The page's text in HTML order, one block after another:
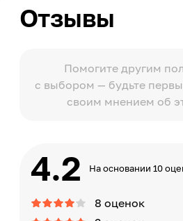
Отзывы
Помогите другим
с выбором — будьте
своим мнением об
4.2 На основании 10
8 оценок